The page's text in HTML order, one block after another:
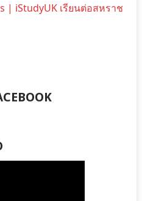
| iStudyUK เรียนต่อสหราช